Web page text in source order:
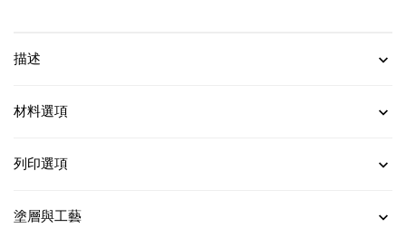
描述
材料選項
列印選項
塗層與工藝